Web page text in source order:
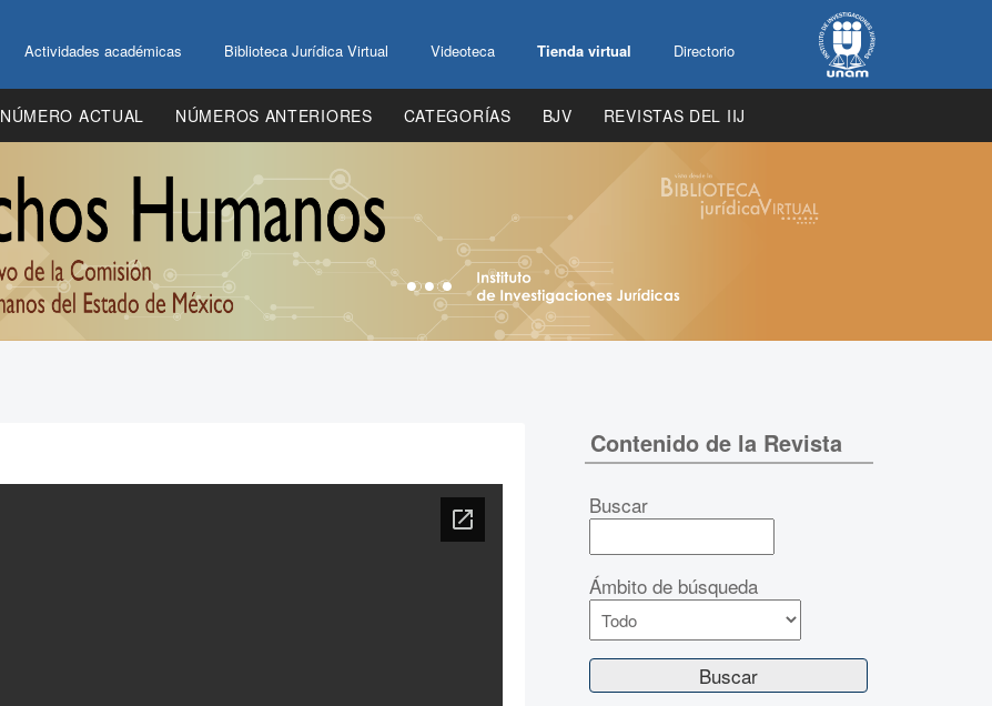
Actividades académicas Biblioteca Jurídica Virtual Videoteca Tienda virtual Directorio
NÚMERO ACTUAL NÚMEROS ANTERIORES CATEGORÍAS BJV REVISTAS DEL IIJ
Contenido de la Revista
Buscar
Ámbito de búsqueda